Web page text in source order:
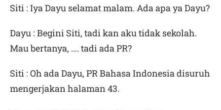
Siti : Iya Dayu selamat malam. Ada apa ya Dayu?
Dayu : Begini Siti, tadi kan aku tidak sekolah.
Mau bertanya, …. tadi ada PR?
Siti : Oh ada Dayu, PR Bahasa Indonesia disuruh
mengerjakan halaman 43.